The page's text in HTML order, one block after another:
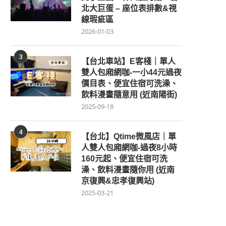
北大巨蛋 – 座位表排數&視
線瑕疵區
2026-01-03
3
【台北車站】E客棧｜單人
雙人包廂網咖-一小44元過夜
價目表、便宜住宿可洗澡、
飲料漫畫隨意用 (近南陽街)
2025-09-18
4
【台北】Qtime微風店｜單
人雙人包廂網咖-過夜8小時
160元起、便宜住宿可洗
澡、飲料漫畫隨你用 (近南
京復興&忠孝復興站)
2025-03-21